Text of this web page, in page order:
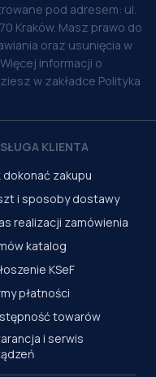
pod adresem: ul.
Kraków. Masz prawo do
oraz usunięcia w
informacji o
w zakładce Polityka
KLIENTA
dokonać zakupu
i sposoby dostawy
realizacji zamówienia
katalog
KSeF
płatności
towarów
i serwis